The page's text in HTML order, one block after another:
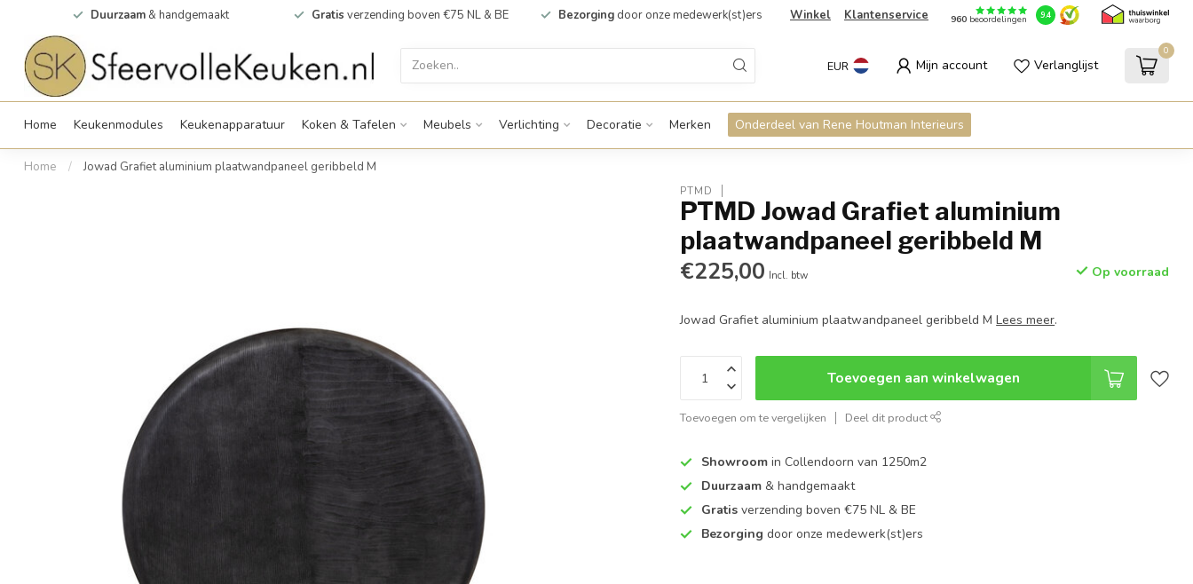
Duurzaam & handgemaakt Gratis verzending boven €75 NL & BE Bezorging door onze medewerk(st)ers Winkel Klantenservice 960beoordelingen 9.4
EUR Mijn account Verlanglijst
0
Home Keukenmodules Keukenapparatuur Koken & Tafelen Meubels Verlichting Decoratie Merken Onderdeel van Rene Houtman Interieurs
Home / Jowad Grafiet aluminium plaatwandpaneel geribbeld M
PTMD
PTMD Jowad Grafiet aluminium
plaatwandpaneel geribbeld M
€225,00 Incl. btw Op voorraad
Jowad Grafiet aluminium plaatwandpaneel geribbeld MLees meer.
Toevoegen aan winkelwagen
Toevoegen om te vergelijken Deel dit product
Showroom in Collendoorn van 1250m2
Duurzaam & handgemaakt
Gratis verzending boven €75 NL & BE
Bezorging door onze medewerk(st)ers